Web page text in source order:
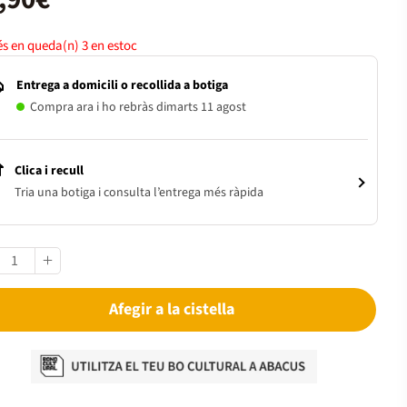
en queda(n)3en estoc
Entrega a domicili o recollida a botiga
Compra ara i ho rebràs dimarts 11 agost
Clica i recull
Tria una botiga i consulta l’entrega més ràpida
Afegir a la cistella